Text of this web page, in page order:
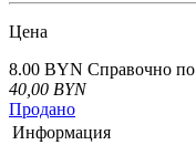
Цена
8.00 BYN Справочно
40,00 BYN
Продано
Информация